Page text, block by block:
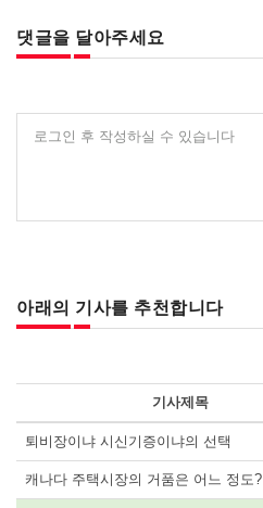
댓글을 달아주세요
로그인 후 작성하실 수 있습니다
아래의 기사를 추천합니다
기사제목
퇴비장이냐 시신기증이냐의 선택
캐나다 주택시장의 거품은 어느 정도?